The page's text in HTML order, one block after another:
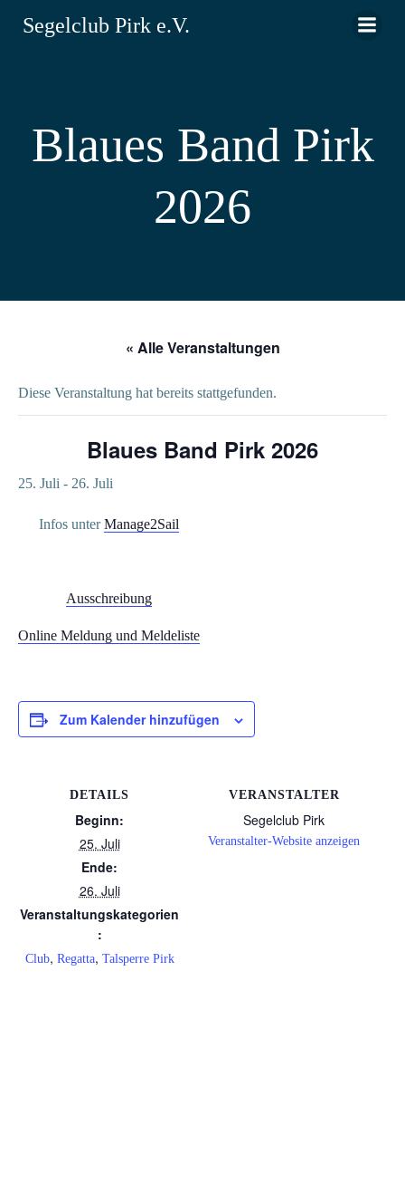
Segelclub Pirk e.V.
Blaues Band Pirk
2026
« Alle Veranstaltungen
Diese Veranstaltung hat bereits stattgefunden.
Blaues Band Pirk 2026
25. Juli - 26. Juli
Infos unterManage2Sail
Ausschreibung
Online Meldung und Meldeliste
Zum Kalender hinzufügen
DETAILS
Beginn:
25. Juli
Ende:
26. Juli
Veranstaltungskategorien
:
Club, Regatta, Talsperre Pirk
VERANSTALTER
Segelclub Pirk
Veranstalter-Website anzeigen